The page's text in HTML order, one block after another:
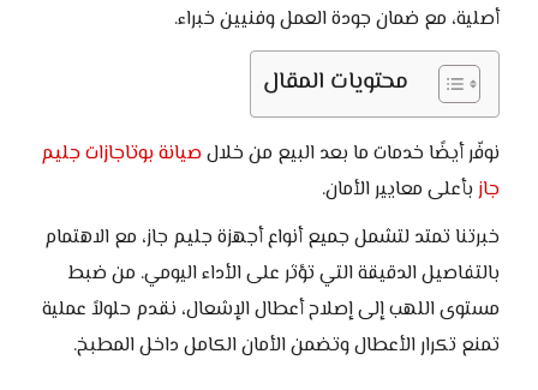
أصلية، مع ضمان جودة العمل وفنيين خبراء.
محتويات المقال
نوفّر أيضًا خدمات ما بعد البيع من خلالصيانة بوتاجازات جليم
جاز بأعلى معايير الأمان.
خبرتنا تمتد لتشمل جميع أنواع أجهزة جليم جاز، مع الاهتمام
بالتفاصيل الدقيقة التي تؤثر على الأداء اليومي. من ضبط
مستوى اللهب إلى إصلاح أعطال الإشعال، نقدم حلولاً عملية
تمنع تكرار الأعطال وتضمن الأمان الكامل داخل المطبخ.